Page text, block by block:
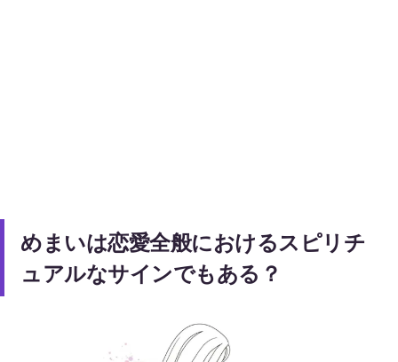
めまいは恋愛全般におけるスピリチ
ュアルなサインでもある？